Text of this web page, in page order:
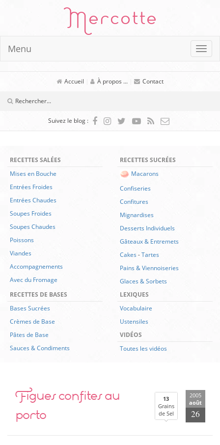
Mercotte
Menu
Accueil À propos ... Contact
Suivez le blog :
RECETTES SALÉES
Mises en Bouche
Entrées Froides
Entrées Chaudes
Soupes Froides
Soupes Chaudes
Poissons
Viandes
Accompagnements
Avec du Fromage
RECETTES SUCRÉES
Macarons
Confiseries
Confitures
Mignardises
Desserts Individuels
Gâteaux & Entremets
Cakes-Tartes
Pains & Viennoiseries
Glaces & Sorbets
RECETTES DE BASES
Bases Sucrées
Crèmes de Base
Pâtes de Base
Sauces & Condiments
LEXIQUES
Vocabulaire
Ustensiles
VIDÉOS
Toutes les vidéos
Figues confites au
porto
13
Grains
de Sel
2005
août
26